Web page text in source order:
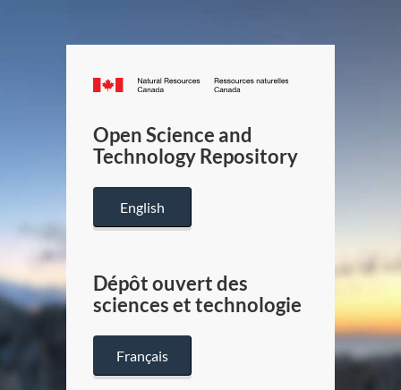
Canada.ca
/
Canada
Open Science and
Technology Repository
English
Dépôt ouvert des
sciences et technologie
Français